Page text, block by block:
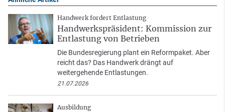
Handwerk fordert Entlastung
Handwerkspräsident: Kommission zur
Entlastung von Betrieben
Die Bundesregierung plant ein Reformpaket. Aber
reicht das? Das Handwerk drängt auf
weitergehende Entlastungen.
21.07.2026
Ausbildung